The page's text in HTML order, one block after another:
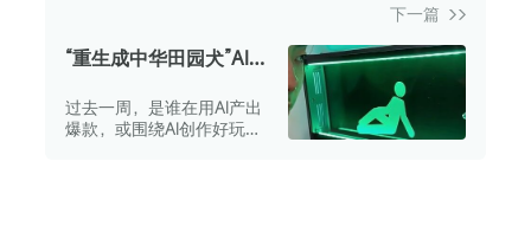
下一篇
“重生成中华田园犬”AI动
千万；安全出口小人跑
了？“非日常Vlog”引百
过去一周，是谁在用AI产出
爆款，或围绕AI创作好玩有